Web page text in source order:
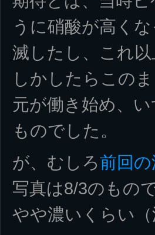
うに硝酸が高く
滅したし、これ
しかしたらこの
元が働き始め、
ものでした。
が、むしろ前回
写真は8/3のもの
やや濃いくらい（